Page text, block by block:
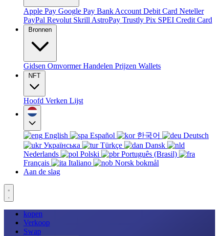
Apple Pay Google Pay Bank Account Debit Card Neteller
PayPal Revolut Skrill AstroPay Trustly Pix SPEI Credit Card
Bronnen
Gidsen OmvormerHandelen Prijzen Wallets
NFT
Hoofd Verken Lijst
English Español 한국어
Deutsch
Українська
Türkçe
Dansk
Nederlands
Polski
Português (Brasil)
Français
Italiano
Norsk bokmål
Aan de slag
kopen
Verkoop
Swap